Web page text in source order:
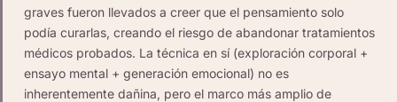
graves fueron llevados a creer que el pensamiento solo
podía curarlas, creando el riesgo de abandonar tratamientos
médicos probados. La técnica en sí (exploración corporal +
ensayo mental + generación emocional) no es
inherentemente dañina, pero el marco más amplio de